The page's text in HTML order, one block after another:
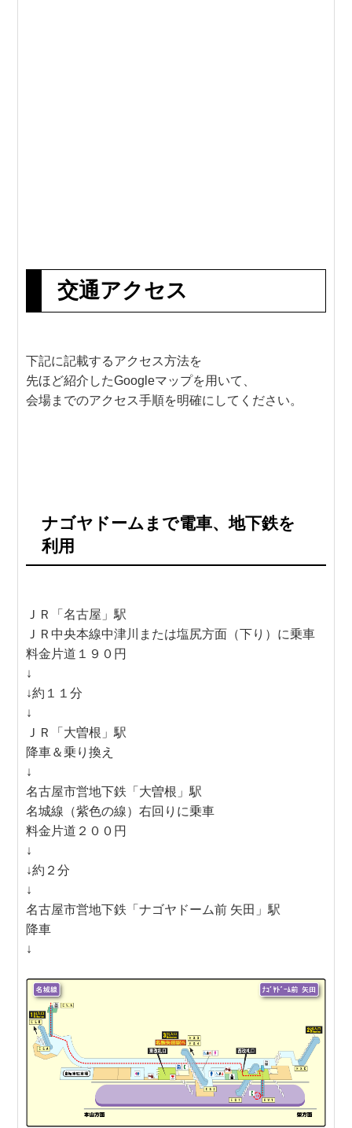
交通アクセス
下記に記載するアクセス方法を
先ほど紹介したGoogleマップを用いて、
会場までのアクセス手順を明確にしてください。
ナゴヤドームまで電車、地下鉄を
利用
ＪＲ「名古屋」駅
ＪＲ中央本線中津川または塩尻方面（下り）に乗車
料金片道１９０円
↓
↓約１１分
↓
ＪＲ「大曽根」駅
降車＆乗り換え
↓
名古屋市営地下鉄「大曽根」駅
名城線（紫色の線）右回りに乗車
料金片道２００円
↓
↓約２分
↓
名古屋市営地下鉄「ナゴヤドーム前 矢田」駅
降車
↓